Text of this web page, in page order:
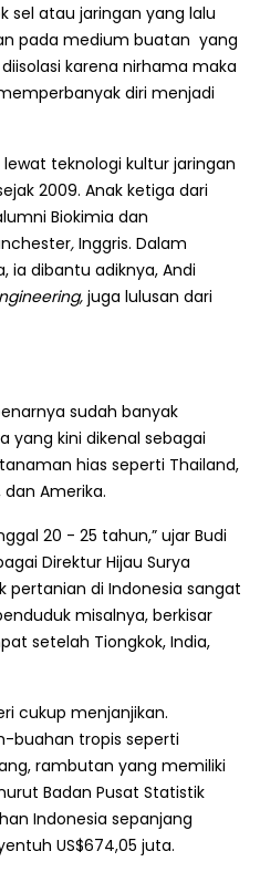
sel atau jaringan yang lalu
pada medium buatan yang
karena nirhama maka
diri menjadi
teknologi kultur jaringan
2009. Anak ketiga dari
Biokimia dan
, Inggris. Dalam
ia dibantu adiknya, Andi
juga lulusan dari
sudah banyak
kini dikenal sebagai
hias seperti Thailand,
Amerika.
20 - 25 tahun,” ujar Budi
Direktur Hijau Surya
pertanian di Indonesia sangat
misalnya, berkisar
setelah Tiongkok, India,
cukup menjanjikan.
buahan tropis seperti
rambutan yang memiliki
Badan Pusat Statistik
Indonesia sepanjang
US$674,05 juta.